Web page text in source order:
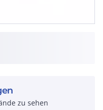
zu sehen